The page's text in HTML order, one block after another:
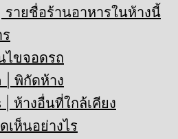
รายชื่อร้านอาหารในห้างนี้
ไขจอดรถ
| พิกัดห้าง
| ห้างอื่นที่ใกล้เคียง
เห็นอย่างไร